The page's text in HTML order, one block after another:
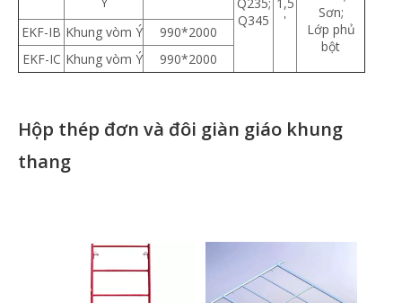
Q345
'
Sơn;
Lớp phủ
bột
EKF-IB Khung vòm Ý
990*2000
EKF-IC Khung vòm Ý 990*2000
Hộp thép đơn và đôi giàn giáo khung
thang